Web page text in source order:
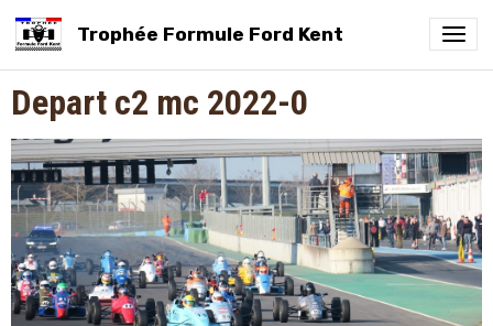
Trophée Formule Ford Kent
Depart c2 mc 2022-0